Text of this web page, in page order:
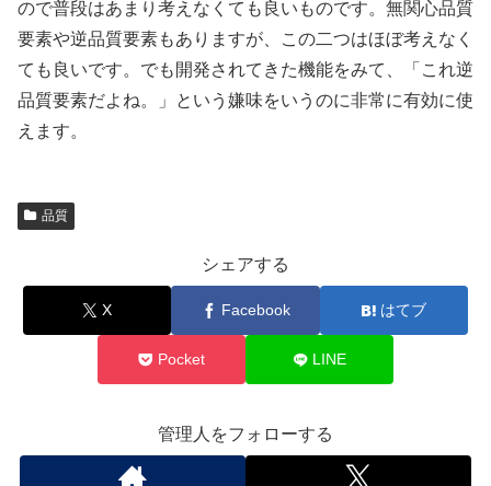
ので普段はあまり考えなくても良いものです。無関心品質
要素や逆品質要素もありますが、この二つはほぼ考えなく
ても良いです。でも開発されてきた機能をみて、「これ逆
品質要素だよね。」という嫌味をいうのに非常に有効に使
えます。
品質
シェアする
X Facebook はてブ
Pocket LINE
管理人をフォローする